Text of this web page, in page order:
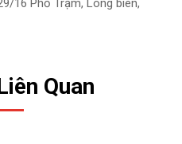
đoạn về cơ bản là một
16 Phố Trạm, Long biên,
Quan